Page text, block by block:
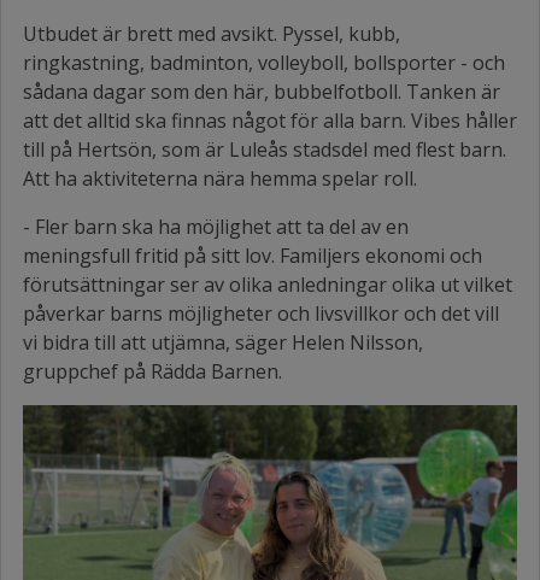
Utbudet är brett med avsikt. Pyssel, kubb,
ringkastning, badminton, volleyboll, bollsporter - och
sådana dagar som den här, bubbelfotboll. Tanken är
att det alltid ska finnas något för alla barn. Vibes håller
till på Hertsön, som är Luleås stadsdel med flest barn.
Att ha aktiviteterna nära hemma spelar roll.
- Fler barn ska ha möjlighet att ta del av en
meningsfull fritid på sitt lov. Familjers ekonomi och
förutsättningar ser av olika anledningar olika ut vilket
påverkar barns möjligheter och livsvillkor och det vill
vi bidra till att utjämna, säger Helen Nilsson,
gruppchef på Rädda Barnen.